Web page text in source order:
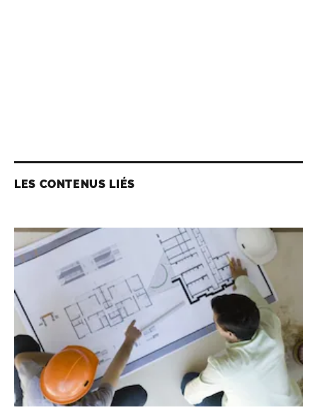
LES CONTENUS LIÉS